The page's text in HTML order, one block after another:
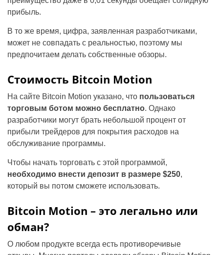
прибыль.
В то же время, цифра, заявленная разработчиками,
может не совпадать с реальностью, поэтому мы
предпочитаем делать собственные обзоры.
Стоимость Bitcoin Motion
На сайте Bitcoin Motion указано, что пользоваться
торговым ботом можно бесплатно. Однако
разработчики могут брать небольшой процент от
прибыли трейдеров для покрытия расходов на
обслуживание программы.
Чтобы начать торговать с этой программой,
необходимо внести депозит в размере $250,
который вы потом сможете использовать.
Bitcoin Motion – это легально или
обман?
О любом продукте всегда есть противоречивые